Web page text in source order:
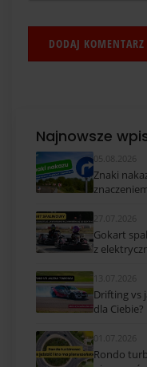
Najnowsze
05.08.2026
Znaki
27.07.2026
Gokart
z
13.07.2026
Drifting vs
dla Ciebie?
01.07.2026
Rondo